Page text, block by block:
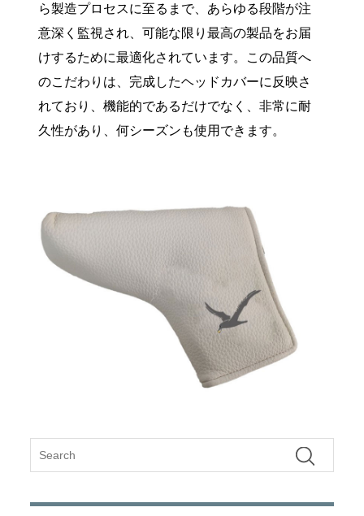
ら製造プロセスに至るまで、あらゆる段階が注
意深く監視され、可能な限り最高の製品をお届
けするために最適化されています。この品質へ
のこだわりは、完成したヘッドカバーに反映さ
れており、機能的であるだけでなく、非常に耐
久性があり、何シーズンも使用できます。